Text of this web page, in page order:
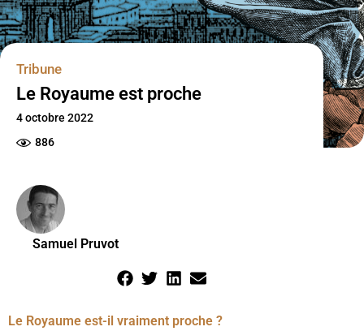
Tribune
Le Royaume est proche
4 octobre 2022
886
Samuel Pruvot
Le Royaume est-il vraiment proche ?